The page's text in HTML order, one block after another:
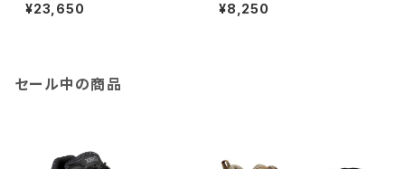
¥23,650 ¥8,250
セール中の商品